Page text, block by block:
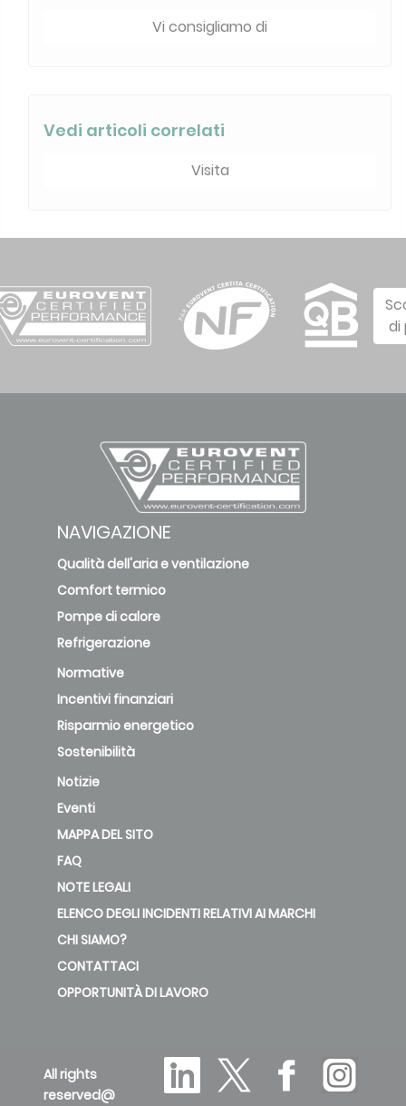
Vi consigliamo di
Vedi articoli correlati
Visita
di
NAVIGAZIONE
Qualità dell'aria e ventilazione
Comfort termico
Pompe di calore
Refrigerazione
Normative
Incentivi finanziari
Risparmio energetico
Sostenibilità
Notizie
Eventi
MAPPA DEL SITO
FAQ
NOTE LEGALI
ELENCO DEGLI INCIDENTI RELATIVI AI MARCHI
CHI SIAMO?
CONTATTACI
OPPORTUNITÀ DI LAVORO
All rights
reserved@